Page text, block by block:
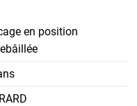
en position